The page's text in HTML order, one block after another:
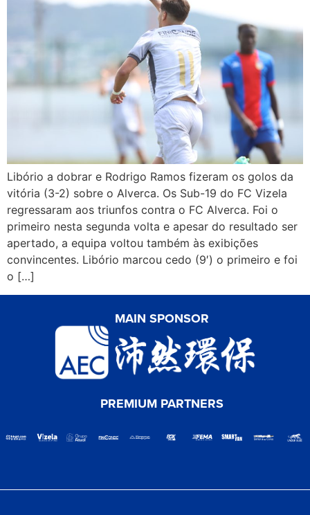
Libório a dobrar e Rodrigo Ramos fizeram os golos da
vitória (3-2) sobre o Alverca. Os Sub-19 do FC Vizela
regressaram aos triunfos contra o FC Alverca. Foi o
primeiro nesta segunda volta e apesar do resultado ser
apertado, a equipa voltou também às exibições
convincentes. Libório marcou cedo (9′) o primeiro e foi
o […]
MAIN SPONSOR
PREMIUM PARTNERS